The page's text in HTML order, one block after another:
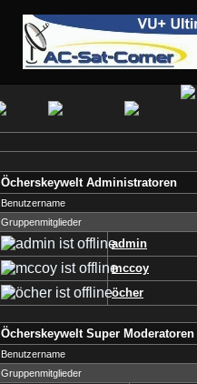
Öcherskeywelt Administratoren
Benutzername
Gruppenmitglieder
admin
mccoy
öcher
Öcherskeywelt Super Moderatoren
Benutzername
Gruppenmitglieder